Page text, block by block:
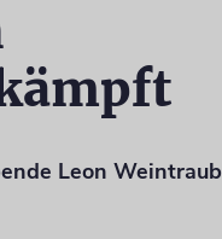
Leon Weintraub